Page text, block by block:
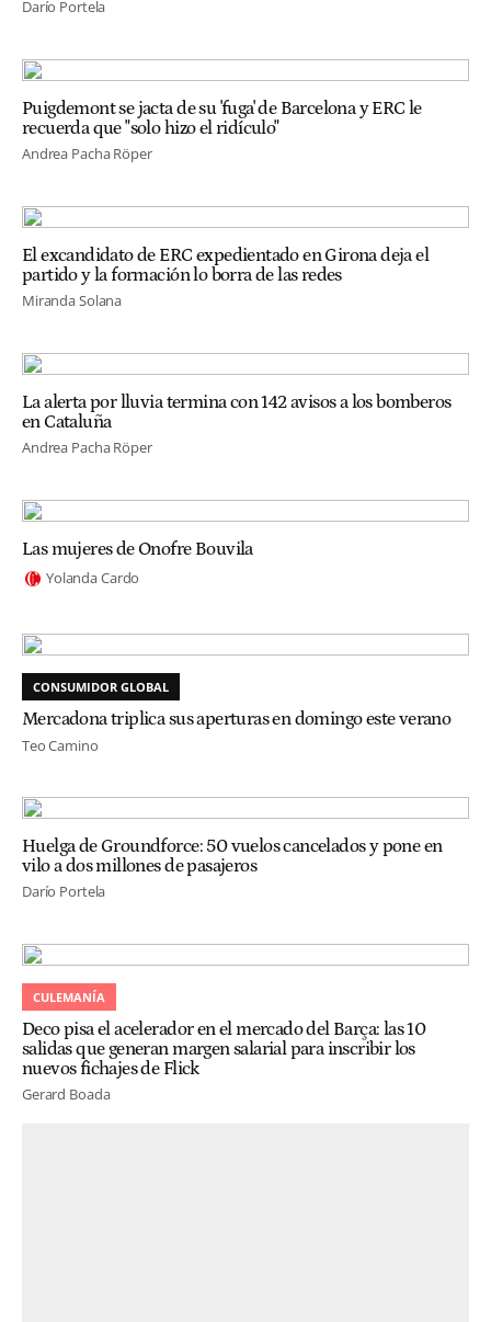
Darío Portela
Puigdemont se jacta de su 'fuga' de Barcelona y ERC le
recuerda que "solo hizo el ridículo"
Andrea Pacha Röper
El excandidato de ERC expedientado en Girona deja el
partido y la formación lo borra de las redes
Miranda Solana
La alerta por lluvia termina con 142 avisos a los bomberos
en Cataluña
Andrea Pacha Röper
Las mujeres de Onofre Bouvila
Yolanda Cardo
CONSUMIDOR GLOBAL
Mercadona triplica sus aperturas en domingo este verano
Teo Camino
Huelga de Groundforce: 50 vuelos cancelados y pone en
vilo a dos millones de pasajeros
Darío Portela
CULEMANÍA
Deco pisa el acelerador en el mercado del Barça: las 10
salidas que generan margen salarial para inscribir los
nuevos fichajes de Flick
Gerard Boada